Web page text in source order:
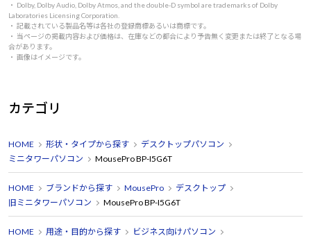
・ Dolby, Dolby Audio, Dolby Atmos, and the double-D symbol are trademarks of Dolby
Laboratories Licensing Corporation.
・ 記載されている製品名等は各社の登録商標あるいは商標です。
・ 当ページの掲載内容および価格は、在庫などの都合により予告無く変更または終了となる場
合があります。
・ 画像はイメージです。
カテゴリ
HOME 形状・タイプから探す
デスクトップパソコン
ミニタワーパソコン
MousePro BP-I5G6T
HOME ブランドから探す MousePro
デスクトップ
旧ミニタワーパソコン
MousePro BP-I5G6T
HOME 用途・目的から探す
ビジネス向けパソコン